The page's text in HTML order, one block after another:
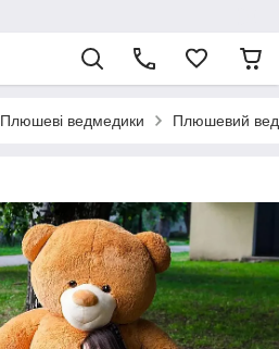
Плюшеві ведмедики Плюшевий